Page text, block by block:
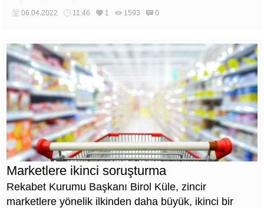
06.04.2022 11:46 1 1593 0
Marketlere ikinci soruşturma
Rekabet Kurumu Başkanı Birol Küle, zincir
marketlere yönelik ilkinden daha büyük, ikinci bir